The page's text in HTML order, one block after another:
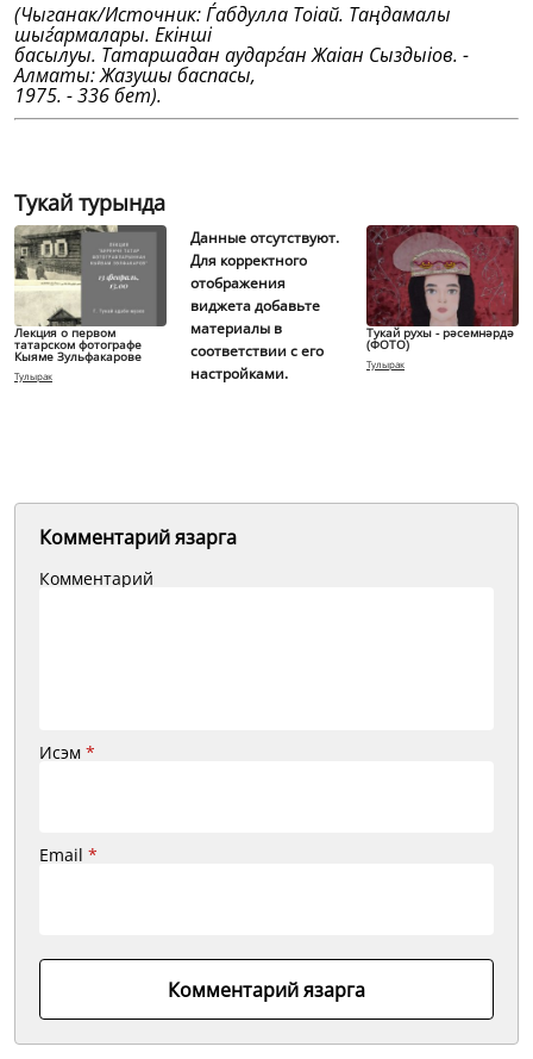
(Чыганак/Источник: Ѓабдулла Тоіай. Таңдамалы
шыѓармалары. Екiншi
басылуы. Татаршадан аударѓан Жаіан Сыздыіов. -
Алматы: Жазушы баспасы,
1975. - 336 бет).
Тукай турында
Лекция о первом
татарском фотографе
Кыяме Зульфакарове
Тулырак
Данные отсутствуют.
Для корректного
отображения
виджета добавьте
материалы в
соответствии с его
настройками.
Тукай рухы - рәсемнәрдә
(ФОТО)
Тулырак
Комментарий язарга
Комментарий
Исэм *
Email *
Комментарий язарга